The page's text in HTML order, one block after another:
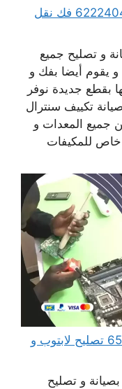
فني تكييف مركزي هندي الكويت 62224041 فك نقل
و تصليح جميع
و يقوم أيضا بفك و
بقطع جديدة نوفر
تكييف سنترال
جميع المعدات و
خاص للمكيفات
مهندس كمبيوتر النويصيب 65511033 تصليح لابتوب و
و تصليح